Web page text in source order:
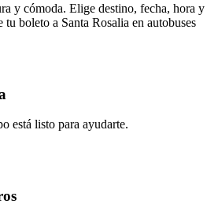
y cómoda. Elige destino, fecha, hora y
tu boleto a Santa Rosalia en autobuses
está listo para ayudarte.